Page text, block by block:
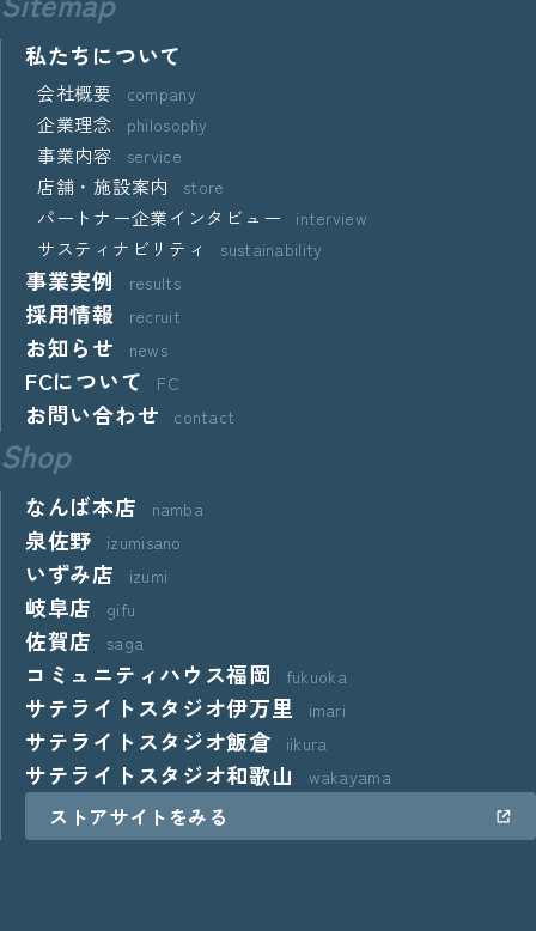
私たちについて
会社概要 company
企業理念 philosophy
事業内容 service
店舗・施設案内 store
パートナー企業インタビュー interview
サスティナビリティ sustainability
事業実例 results
採用情報 recruit
お知らせ news
FCについて FC
お問い合わせ contact
Shop
なんば本店 namba
泉佐野 izumisano
いずみ店 izumi
岐阜店 gifu
佐賀店 saga
コミュニティハウス福岡 fukuoka
サテライトスタジオ伊万里 imari
サテライトスタジオ飯倉 iikura
サテライトスタジオ和歌山 wakayama
ストアサイトをみる